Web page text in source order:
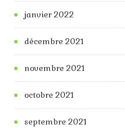
janvier 2022
décembre 2021
novembre 2021
octobre 2021
septembre 2021